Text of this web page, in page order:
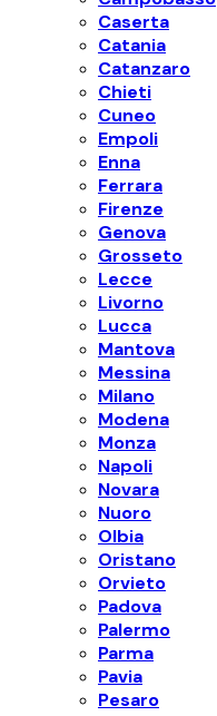
Caserta
Catania
Catanzaro
Chieti
Cuneo
Empoli
Enna
Ferrara
Firenze
Genova
Grosseto
Lecce
Livorno
Lucca
Mantova
Messina
Milano
Modena
Monza
Napoli
Novara
Nuoro
Olbia
Oristano
Orvieto
Padova
Palermo
Parma
Pavia
Pesaro